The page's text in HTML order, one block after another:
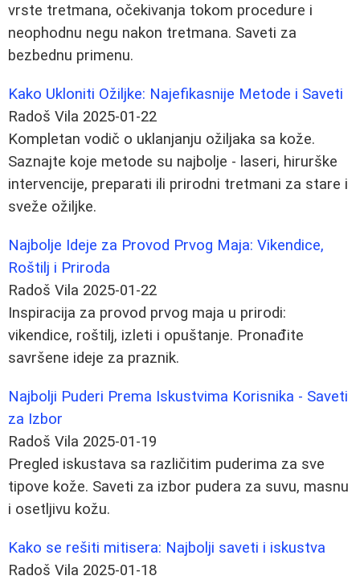
vrste tretmana, očekivanja tokom procedure i
neophodnu negu nakon tretmana. Saveti za
bezbednu primenu.
Kako Ukloniti Ožiljke: Najefikasnije Metode i Saveti
Radoš Vila 2025-01-22
Kompletan vodič o uklanjanju ožiljaka sa kože.
Saznajte koje metode su najbolje - laseri, hirurške
intervencije, preparati ili prirodni tretmani za stare i
sveže ožiljke.
Najbolje Ideje za Provod Prvog Maja: Vikendice,
Roštilj i Priroda
Radoš Vila 2025-01-22
Inspiracija za provod prvog maja u prirodi:
vikendice, roštilj, izleti i opuštanje. Pronađite
savršene ideje za praznik.
Najbolji Puderi Prema Iskustvima Korisnika - Saveti
za Izbor
Radoš Vila 2025-01-19
Pregled iskustava sa različitim puderima za sve
tipove kože. Saveti za izbor pudera za suvu, masnu
i osetljivu kožu.
Kako se rešiti mitisera: Najbolji saveti i iskustva
Radoš Vila 2025-01-18